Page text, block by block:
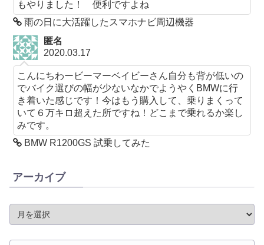
もやりました！ 便利ですよね
雨の日に大活躍したスマホナビ周辺機器
匿名
2020.03.17
こんにちわービーマーベイビーさん自分も背が低いの
でバイク選びの幅が少ないなかでようやくBMWに行
き着いた感じです！今はもう購入して、乗りまくって
いて６万キロ超えた所ですね！どこまで乗れるか楽し
みです。
BMW R1200GS 試乗してみた
アーカイブ